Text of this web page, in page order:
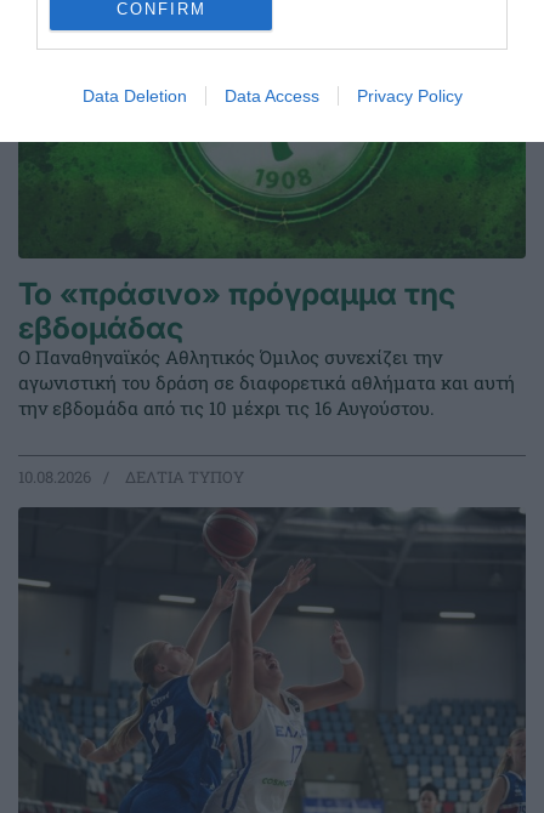
CONFIRM
Data Deletion Data Access Privacy Policy
Το «πράσινο» πρόγραμμα της
εβδομάδας
Ο Παναθηναϊκός Αθλητικός Όμιλος συνεχίζει την
αγωνιστική του δράση σε διαφορετικά αθλήματα και αυτή
την εβδομάδα από τις 10 μέχρι τις 16 Αυγούστου.
10.08.2026 ΔΕΛΤΙΑ ΤΥΠΟΥ